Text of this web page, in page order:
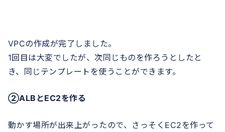
VPCの作成が完了しました。
1回目は大変でしたが、次同じものを作ろうとしたと
き、同じテンプレートを使うことができます。
②ALBとEC2を作る
動かす場所が出来上がったので、さっそくEC2を作って